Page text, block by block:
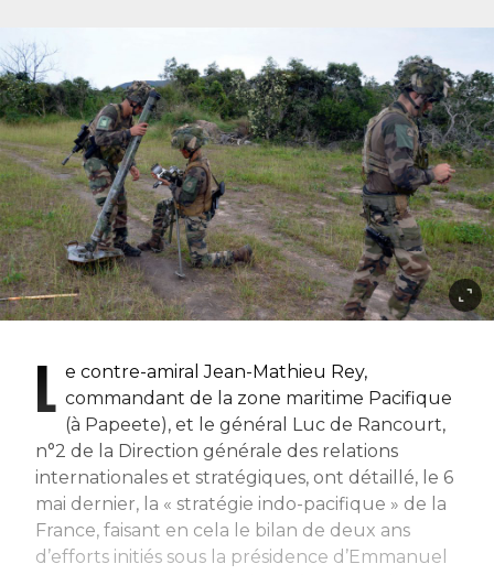
L e contre-amiral Jean-Mathieu Rey,
commandant de la zone maritime Pacifique
(à Papeete), et le général Luc de Rancourt,
n°2 de la Direction générale des relations
internationales et stratégiques, ont détaillé, le 6
mai dernier, la « stratégie indo-pacifique » de la
France, faisant en cela le bilan de deux ans
d’efforts initiés sous la présidence d’Emmanuel